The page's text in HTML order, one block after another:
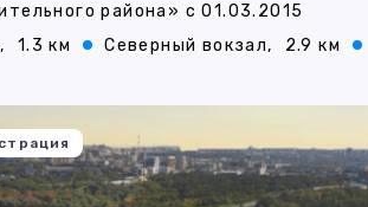
района» с 01.03.2015
1.3 км Северный вокзал, 2.9 км